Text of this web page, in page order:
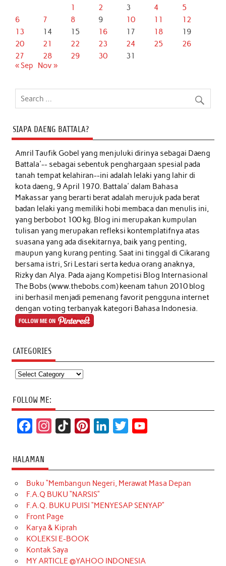
1 2 3 4
5
6
7 8 9 10 11
12
13
14 15 16 17 18
19
20
21 22 23 24 25
26
27
28 29 30
31
« Sep
Nov »
SIAPA DAENG BATTALA?
Amril Taufik Gobelyang menjuluki dirinya sebagai Daeng
Battala'-- sebagai sebentuk penghargaan spesial pada
tanah tempat kelahiran--ini adalah lelaki yang lahir di
kota daeng, 9 April 1970. Battala' dalam Bahasa
Makassar yang berarti berat adalah merujuk pada berat
badan lelaki yang memiliki hobi membaca dan menulis ini,
yang berbobot 100 kg. Blog ini merupakan kumpulan
tulisan yang merupakan refleksi kontemplatifnya atas
suasana yang ada disekitarnya, baik yang penting,
maupun yang kurang penting. Saat ini tinggal di Cikarang
bersama istri, Sri Lestari serta kedua orang anaknya,
Rizky dan Alya. Pada ajang Kompetisi Blog Internasional
The Bobs (www.thebobs.com) keenam tahun 2010 blog
ini berhasil menjadi pemenang favorit pengguna internet
dengan voting terbanyak kategori Bahasa Indonesia.
CATEGORIES
Categories
FOLLOW ME:
c
e
b
o
o
k
t
a
g
r
a
m
T
o
k
t
e
r
k
e
d
t
t
e
T
u
b
HALAMAN
Buku “Membangun Negeri, Merawat Masa Depan
F.A.Q BUKU “NARSIS”
F.A.Q. BUKU PUISI “MENYESAP SENYAP”
Front Page
Karya & Kiprah
KOLEKSI E-BOOK
Kontak Saya
MY ARTICLE @YAHOO INDONESIA